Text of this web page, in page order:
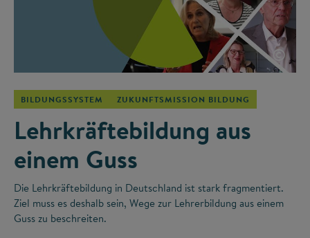
©
BILDUNGSSYSTEM ZUKUNFTSMISSION BILDUNG
Lehrkräftebildung aus
einem Guss
Die Lehrkräftebildung in Deutschland ist stark fragmentiert.
Ziel muss es deshalb sein, Wege zur Lehrerbildung aus einem
Guss zu beschreiten.